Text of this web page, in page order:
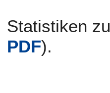
Statistiken
PDF).